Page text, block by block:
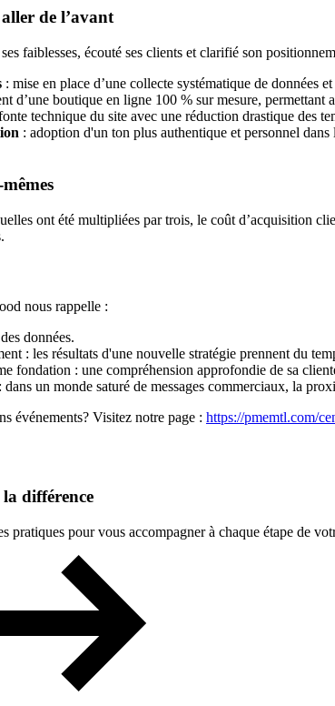
de l’avant
faiblesses, écouté ses clients et clarifié son
: mise en place d’une collecte systématique de données
d’une boutique en ligne 100 % sur mesure,
technique du site avec une réduction drastique des
: adoption d'un ton plus authentique et personnel
ont été multipliées par trois, le coût d’acquisition
nous rappelle :
données.
: les résultats d'une nouvelle stratégie prennent du
fondation : une compréhension approfondie de sa
un monde saturé de messages commerciaux, la
événements? Visitez notre page : https://pmemtl.com/
la différence
pour vous accompagner à chaque étape de